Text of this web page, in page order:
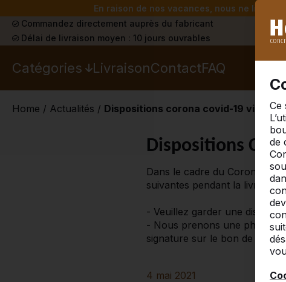
En raison de nos vacances, nous ne
Ce
de
Commandez directement auprès du fabricant
Délai de livraison moyen : 10 jours ouvrables
Catégories LivraisonContactFAQ
Home / Actualités / Dispositions corona covid-19 virus
Dispositions
Dans le cadre du Corona
suivantes pendant la livraison
- Veuillez garder une
- Nous prenons une photo
signature sur le bon de
4 mai 2021